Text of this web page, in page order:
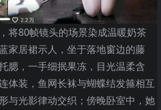
将80帧镜头的场景染成温暖奶茶
家居裙示人，坐于落地窗边的藤
腮，一手细抿果冻，目光温柔含
体装，鱼网长袜与蝴蝶结发箍相互
与光影律动交织；傍晚卧室中，她